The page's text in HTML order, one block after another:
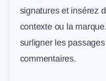
signatures et insérez
contexte ou la
surligner les
commentaires.